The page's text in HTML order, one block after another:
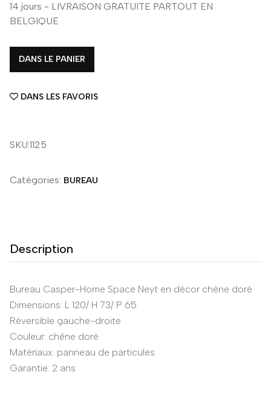
14 jours - LIVRAISON GRATUITE PARTOUT EN
BELGIQUE
DANS LE PANIER
DANS LES FAVORIS
SKU:1125
Catégories: BUREAU
Description
Bureau Casper-Home Space Neyt en décor chêne doré
Dimensions: L 120/ H 73/ P 65
Réversible gauche-droite
Couleur: chêne doré
Matériaux: panneau de particules
Garantie: 2 ans